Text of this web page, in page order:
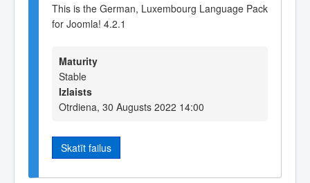
This is the German, Luxembourg Language Pack
for Joomla! 4.2.1
Maturity
Stable
Izlaists
Otrdiena, 30 Augusts 2022 14:00
Skatīt failus